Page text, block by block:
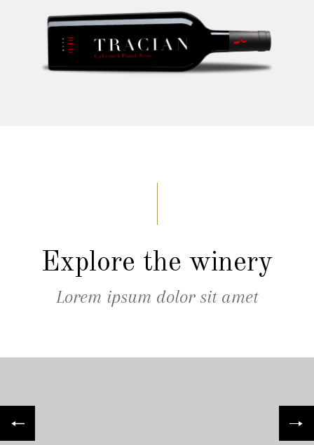
Explore the winery
Lorem ipsum dolor sit amet